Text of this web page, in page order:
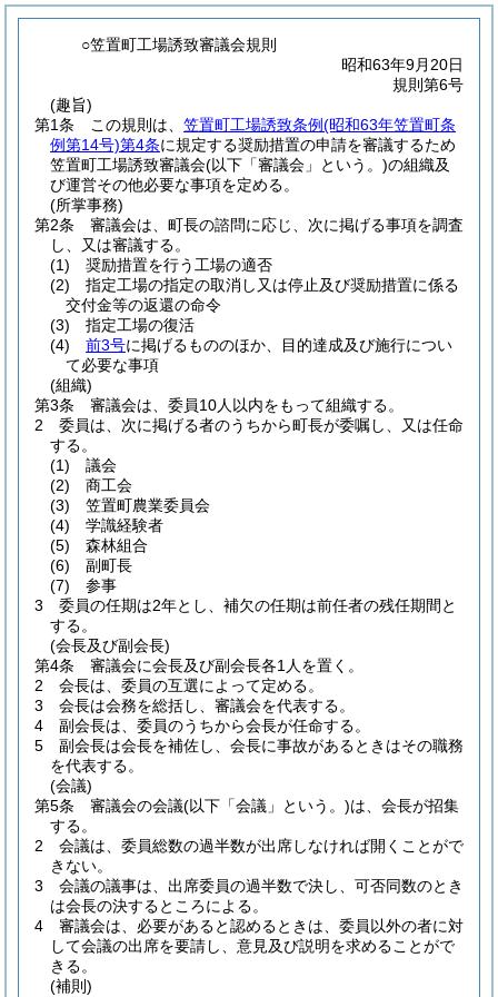
○笠置町工場誘致審議会規則
昭和63年9月20日
規則第6号
(趣旨)
第1条
この規則は、 笠置町工場誘致条例(昭和63年笠置町条
例第14号)第4条に規定する奨励措置の申請を審議するため
笠置町工場誘致審議会(以下「審議会」という。)の組織及
び運営その他必要な事項を定める。
(所掌事務)
第2条
審議会は、町長の諮問に応じ、次に掲げる事項を調査
し、又は審議する。
(1)
奨励措置を行う工場の適否
(2)
指定工場の指定の取消し又は停止及び奨励措置に係る
交付金等の返還の命令
(3)
指定工場の復活
(4)
前3号に掲げるもののほか、目的達成及び施行につい
て必要な事項
(組織)
第3条
審議会は、委員10人以内をもって組織する。
2
委員は、次に掲げる者のうちから町長が委嘱し、又は任命
する。
(1)
議会
(2)
商工会
(3)
笠置町農業委員会
(4)
学識経験者
(5)
森林組合
(6)
副町長
(7)
参事
3
委員の任期は2年とし、補欠の任期は前任者の残任期間と
する。
(会長及び副会長)
第4条
審議会に会長及び副会長各1人を置く。
2
会長は、委員の互選によって定める。
3
会長は会務を総括し、審議会を代表する。
4
副会長は、委員のうちから会長が任命する。
5
副会長は会長を補佐し、会長に事故があるときはその職務
を代表する。
(会議)
第5条
審議会の会議(以下「会議」という。)は、会長が招集
する。
2
会議は、委員総数の過半数が出席しなければ開くことがで
きない。
3
会議の議事は、出席委員の過半数で決し、可否同数のとき
は会長の決するところによる。
4
審議会は、必要があると認めるときは、委員以外の者に対
して会議の出席を要請し、意見及び説明を求めることがで
きる。
(補則)